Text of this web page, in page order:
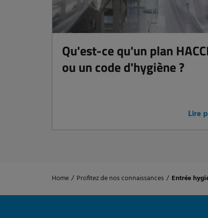
Qu'est-ce qu'un plan
ou un code d'hygiène ?
Lire
Home / Profitez de nos connaissances / Entrée